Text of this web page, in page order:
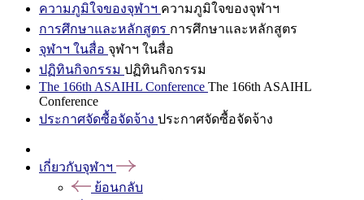
ความภูมิใจของจุฬาฯ ความภูมิใจของจุฬาฯ
การศึกษาและหลักสูตร การศึกษาและหลักสูตร
จุฬาฯ ในสื่อ จุฬาฯ ในสื่อ
ปฏิทินกิจกรรม ปฏิทินกิจกรรม
The 166th ASAIHL Conference The 166th ASAIHL
Conference
ประกาศจัดซื้อจัดจ้าง ประกาศจัดซื้อจัดจ้าง
เกี่ยวกับจุฬาฯ
ย้อนกลับ